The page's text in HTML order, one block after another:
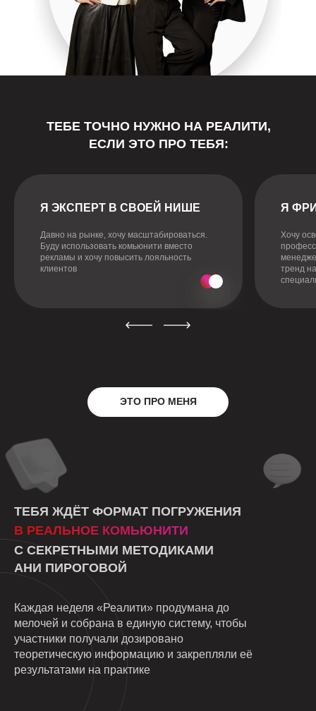
ТЕБЕ ТОЧНО НУЖНО НА РЕАЛИТИ,
ЕСЛИ ЭТО ПРО ТЕБЯ:
Я ЭКСПЕРТ В СВОЕЙ НИШЕ
Давно на рынке, хочу масштабироваться.
Буду использовать комьюнити вместо
рекламы и хочу повысить лояльность
клиентов
Я
Хочу
тренд
ЭТО ПРО МЕНЯ
С СЕКРЕТНЫМИ МЕТОДИКАМИ
АНИ ПИРОГОВОЙ
Каждая неделя «Реалити» продумана до
мелочей и собрана в единую систему, чтобы
участники получали дозировано
теоретическую информацию и закрепляли её
результатами на практикe
В РЕАЛЬНОЕ КОМЬЮНИТИ
ТЕБЯ ЖДЁТ ФОРМАТ ПОГРУЖЕНИЯ